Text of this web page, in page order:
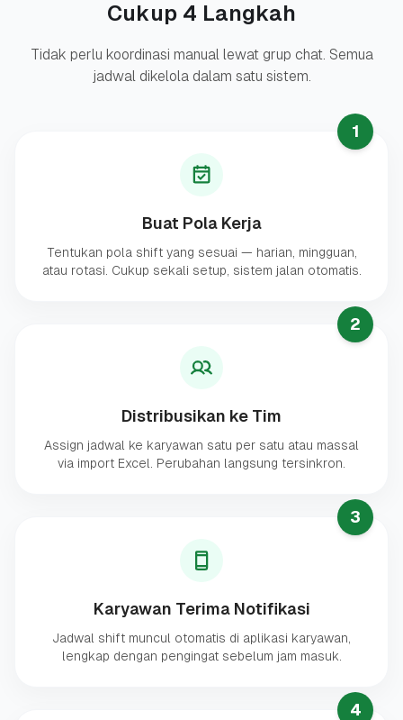
Cukup 4 Langkah
Tidak perlu koordinasi manual lewat grup chat. Semua
jadwal dikelola dalam satu sistem.
1
Buat Pola Kerja
Tentukan pola shift yang sesuai — harian, mingguan,
atau rotasi. Cukup sekali setup, sistem jalan otomatis.
2
Distribusikan ke Tim
Assign jadwal ke karyawan satu per satu atau massal
via import Excel. Perubahan langsung tersinkron.
3
Karyawan Terima Notifikasi
Jadwal shift muncul otomatis di aplikasi karyawan,
lengkap dengan pengingat sebelum jam masuk.
4